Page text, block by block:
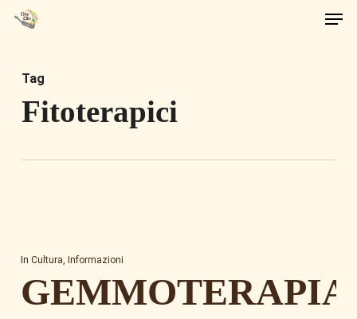
Skip
content
Tag
Fitoterapici
In Cultura, Informazioni
GEMMOTERAPIA